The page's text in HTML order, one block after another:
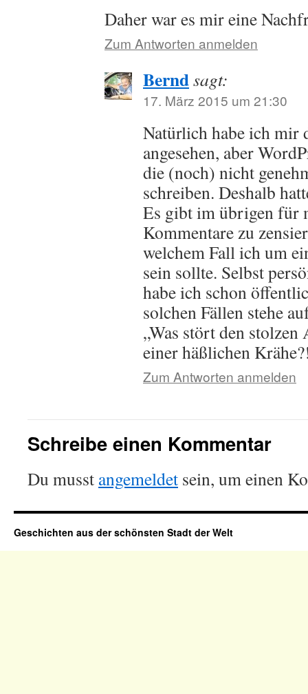
Daher war es mir eine
Zum Antworten anmelden
Berndsagt:
17. März 2015 um 21:30
Natürlich habe ich mir
angesehen, aber
die (noch) nicht
schreiben. Deshalb
Es gibt im übrigen für
Kommentare zu
welchem Fall ich um
sein sollte. Selbst
habe ich schon
solchen Fällen stehe
„Was stört den stolzen
einer häßlichen
Zum Antworten anmelden
Schreibe einen Kommentar
Du musst angemeldet sein, um einen
Geschichten aus der schönsten Stadt der Welt